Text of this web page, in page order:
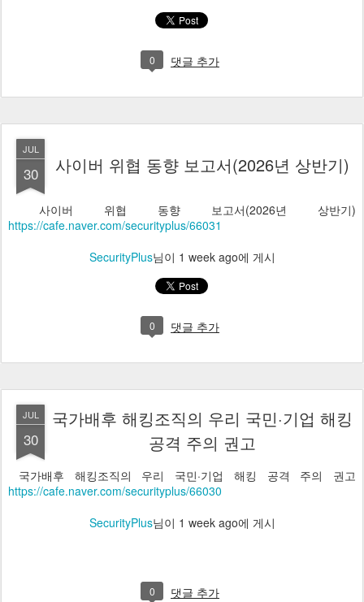
0 댓글 추가
JUL
30 사이버 위협 동향 보고서(2026년 상반기)
사이버 위협 동향 보고서(2026년 상반기)
https://cafe.naver.com/securityplus/66031
SecurityPlus님이 1 week ago에 게시
0 댓글 추가
JUL
30
국가배후 해킹조직의 우리 국민·기업 해킹
공격 주의 권고
국가배후 해킹조직의 우리 국민·기업 해킹 공격 주의 권고
https://cafe.naver.com/securityplus/66030
SecurityPlus님이 1 week ago에 게시
0 댓글 추가